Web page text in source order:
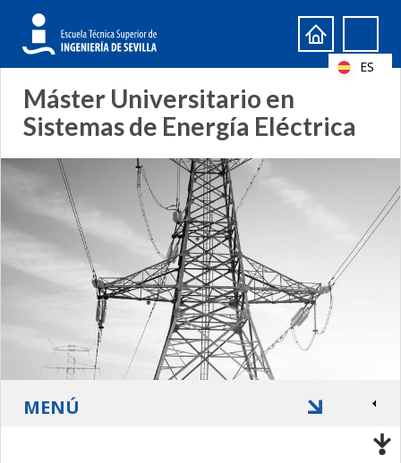
Formulario
de
búsqueda
Search
Máster Universitario en
Sistemas de Energía Eléctrica
MENÚ
ES